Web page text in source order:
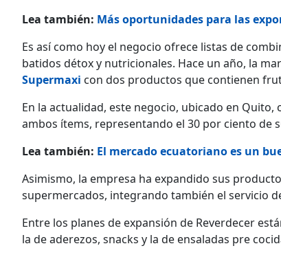
Lea también: Más oportunidades para las
Es así como hoy el negocio ofrece listas de
batidos détox y nutricionales. Hace un año, la
Supermaxi con dos productos que contienen
En la actualidad, este negocio, ubicado en
ambos ítems, representando el 30 por ciento de
Lea también: El mercado ecuatoriano es un
Asimismo, la empresa ha expandido sus
supermercados, integrando también el servicio
Entre los planes de expansión de Reverdecer
la de aderezos, snacks y la de ensaladas pre